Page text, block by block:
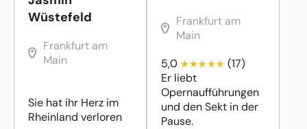
Wüstefeld
Frankfurt am
Main
Sie hat ihr Herz im
Rheinland verloren
Frankfurt am
Main
5,0
(17)
Er liebt
Opernaufführungen
und den Sekt in der
Pause.